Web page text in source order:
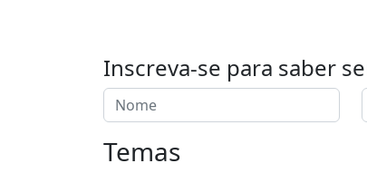
Inscreva-se para saber
Temas